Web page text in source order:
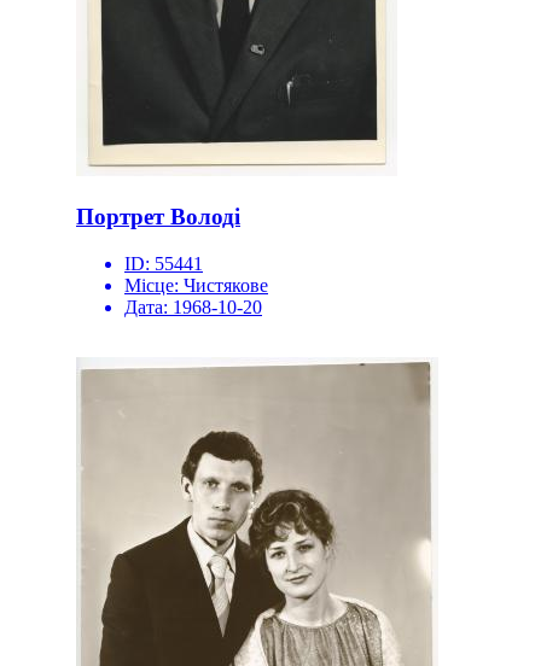
Портрет Володі
ID: 55441
Місце: Чистякове
Дата: 1968-10-20